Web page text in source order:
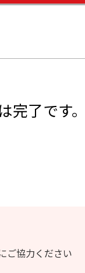
完了です
ご協力ください